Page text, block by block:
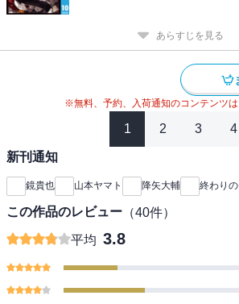
あらすじを見る
※無料、予約、入荷通知のコンテンツは
1 2 3 4
新刊通知
鏡貴也 山本ヤマト 降矢大輔 終わり
この作品のレビュー （40件）
平均 3.8